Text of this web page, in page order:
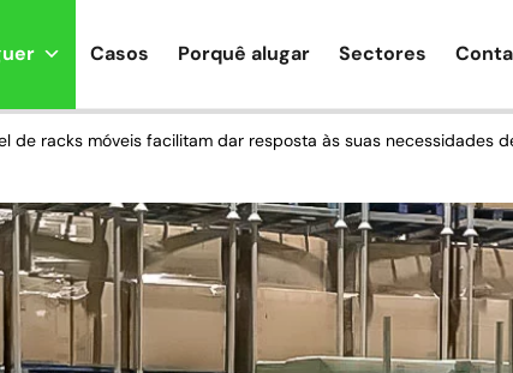
Casos Porquê alugar Sectores
de racks móveis facilitam dar resposta às suas necessidades